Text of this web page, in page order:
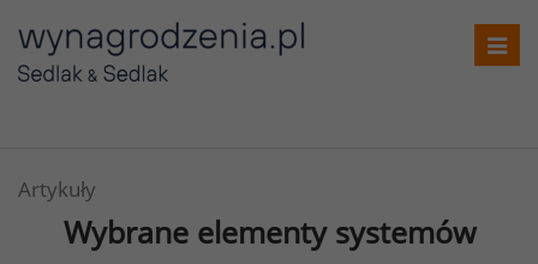
Artykuły
Wybrane elementy systemów